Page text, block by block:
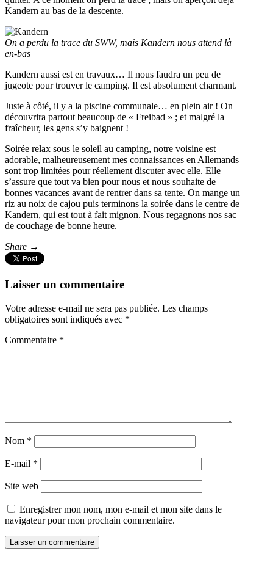
Kandern au bas de la descente.
On a perdu la trace du SWW, mais Kandern nous attend là
en-bas
Kandern aussi est en travaux… Il nous faudra un peu de
jugeote pour trouver le camping. Il est absolument charmant.
Juste à côté, il y a la piscine communale… en plein air ! On
découvrira partout beaucoup de « Freibad » ; et malgré la
fraîcheur, les gens s’y baignent !
Soirée relax sous le soleil au camping, notre voisine est
adorable, malheureusement mes connaissances en Allemands
sont trop limitées pour réellement discuter avec elle. Elle
s’assure que tout va bien pour nous et nous souhaite de
bonnes vacances avant de rentrer dans sa tente. On mange un
riz au noix de cajou puis terminons la soirée dans le centre de
Kandern, qui est tout à fait mignon. Nous regagnons nos sac
de couchage de bonne heure.
Share →
Laisser un commentaire
Votre adresse e-mail ne sera pas publiée. Les champs
obligatoires sont indiqués avec *
Commentaire *
Nom *
E-mail *
Site web
Enregistrer mon nom, mon e-mail et mon site dans le
navigateur pour mon prochain commentaire.